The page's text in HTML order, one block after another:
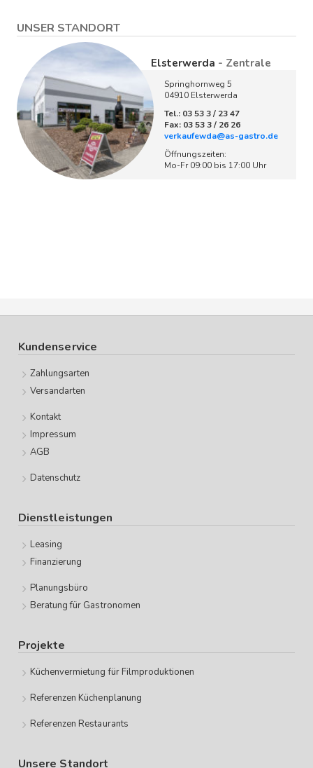
UNSER STANDORT
Elsterwerda - Zentrale
Springhornweg 5
04910 Elsterwerda
Tel.: 03 53 3 / 23 47
Fax: 03 53 3 / 26 26
verkaufewda@as-gastro.de
Öffnungszeiten:
Mo-Fr 09:00 bis 17:00 Uhr
Kundenservice
Zahlungsarten
Versandarten
Kontakt
Impressum
AGB
Datenschutz
Dienstleistungen
Leasing
Finanzierung
Planungsbüro
Beratung für Gastronomen
Projekte
Küchenvermietung für Filmproduktionen
Referenzen Küchenplanung
Referenzen Restaurants
Unsere Standort